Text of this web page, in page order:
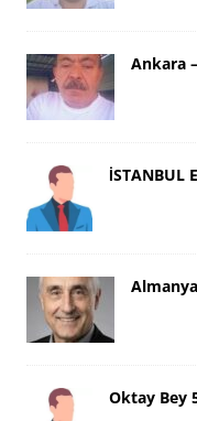
Ankara
İSTANBUL
Oktay Bey